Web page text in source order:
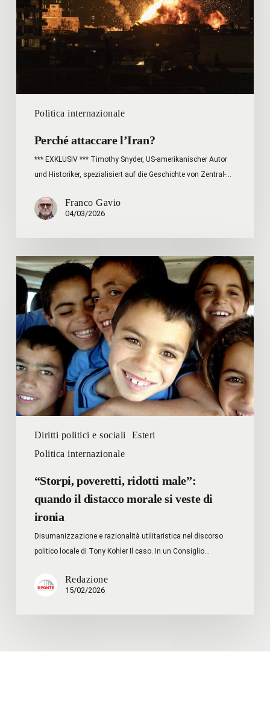
Politica internazionale
Perché attaccare l’Iran?
*** EXKLUSIV *** Timothy Snyder, US-amerikanischer Autor
und Historiker, spezialisiert auf die Geschichte von Zentral-…
Franco Gavio
04/03/2026
Diritti politici e sociali
Esteri
Politica internazionale
“Storpi,
poveretti,
ridotti
male”:
quando
il
distacco
morale
si
veste
di
“Storpi, poveretti, ridotti male”:
quando il distacco morale si veste di
ironia
Disumanizzazione e razionalità utilitaristica nel discorso
politico locale di Tony Kohler Il caso. In un Consiglio…
Redazione
15/02/2026